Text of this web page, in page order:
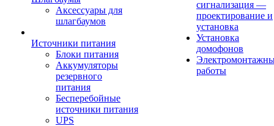
Аксессуары для
шлагбаумов
Источники питания
Блоки питания
Аккумуляторы
резервного
питания
Бесперебойные
источники питания
UPS
сигнализация —
проектирование и
установка
Установка
домофонов
работы